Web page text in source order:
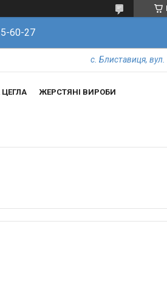
60-27
с. Блиставиця, вул.
ЖЕРСТЯНІ ВИРОБИ